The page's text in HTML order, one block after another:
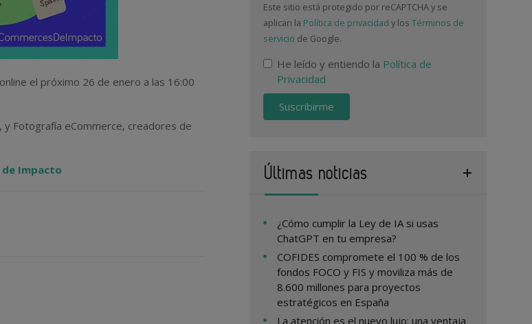
el próximo 26 de enero a las 16:00
Fotografía eCommerce, creadores de
de Impacto
Este sitio está protegido por reCAPTCHA y se
aplican la Política de privacidad y losTérminos de
servicio de Google.
He leído y entiendo la Política de
Privacidad
Suscribirme
Últimas noticias
¿Cómo cumplir la Ley de IA si usas
ChatGPT en tu empresa?
COFIDES compromete el 100 % de los
fondos FOCO y FIS y moviliza más de
8.600 millones para proyectos
estratégicos en España
La atención es el nuevo lujo: una ventaja